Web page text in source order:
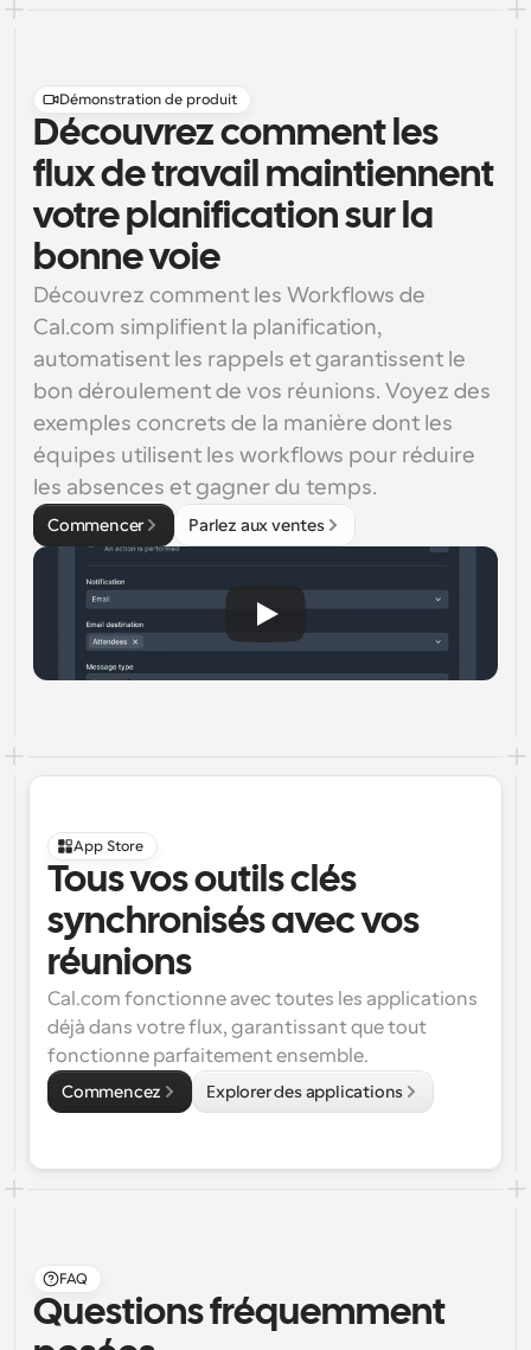
Démonstration de produit
Découvrez comment les
flux de travail maintiennent
votre planification sur la
bonne voie
Découvrez comment les Workflows de
Cal.com simplifient la planification,
automatisent les rappels et garantissent le
bon déroulement de vos réunions. Voyez des
exemples concrets de la manière dont les
équipes utilisent les workflows pour réduire
les absences et gagner du temps.
Commencer Parlez aux ventes
App Store
Tous vos outils clés
synchronisés avec vos
réunions
Cal.com fonctionne avec toutes les applications
déjà dans votre flux, garantissant que tout
fonctionne parfaitement ensemble.
Commencez Explorer des applications
FAQ
Questions fréquemment